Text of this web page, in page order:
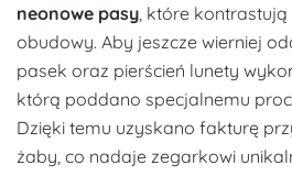
neonowe pasy , które
obudowy. Aby jeszcze wierniej
pasek oraz pierścień lunety
którą poddano specjalnemu
Dzięki temu uzyskano fakturę
żaby, co nadaje zegarkowi